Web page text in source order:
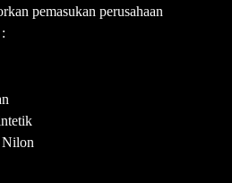
pemasukan perusahaan
Nilon